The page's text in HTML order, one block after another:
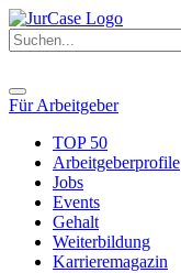
Für Arbeitgeber
TOP 50
Arbeitgeberprofile
Jobs
Events
Gehalt
Weiterbildung
Karrieremagazin